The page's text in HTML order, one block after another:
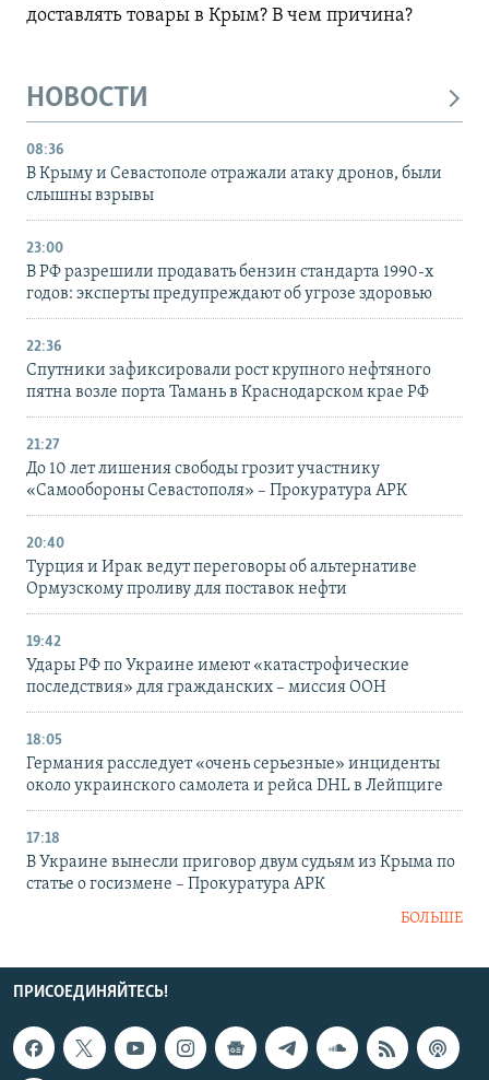
доставлять товары в Крым? В чем причина?
НОВОСТИ
08:36
В Крыму и Севастополе отражали атаку дронов, были
слышны взрывы
23:00
В РФ разрешили продавать бензин стандарта 1990-х
годов: эксперты предупреждают об угрозе здоровью
22:36
Спутники зафиксировали рост крупного нефтяного
пятна возле порта Тамань в Краснодарском крае РФ
21:27
До 10 лет лишения свободы грозит участнику
«Самообороны Севастополя» – Прокуратура АРК
20:40
Турция и Ирак ведут переговоры об альтернативе
Ормузскому проливу для поставок нефти
19:42
Удары РФ по Украине имеют «катастрофические
последствия» для гражданских – миссия ООН
18:05
Германия расследует «очень серьезные» инциденты
около украинского самолета и рейса DHL в Лейпциге
17:18
В Украине вынесли приговор двум судьям из Крыма по
статье о госизмене – Прокуратура АРК
БОЛЬШЕ
ПРИСОЕДИНЯЙТЕСЬ!